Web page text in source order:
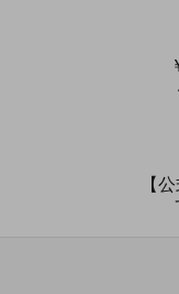
【